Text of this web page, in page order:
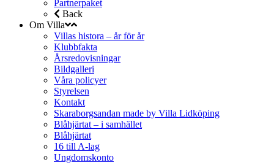
Partnerpaket
Back
Om Villa
Villas histora – år för år
Klubbfakta
Årsredovisningar
Bildgalleri
Våra policyer
Styrelsen
Kontakt
Skaraborgsandan made by Villa Lidköping
Blåhjärtat – i samhället
Blåhjärtat
16 till A-lag
Ungdomskonto